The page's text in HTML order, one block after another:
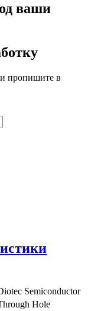
ваши
пропишите в
Semiconductor
Hole